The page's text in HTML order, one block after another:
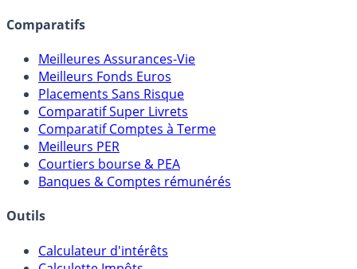
Comparatifs
Meilleures Assurances-Vie
Meilleurs Fonds Euros
Placements Sans Risque
Comparatif Super Livrets
Comparatif Comptes à Terme
Meilleurs PER
Courtiers bourse & PEA
Banques & Comptes rémunérés
Outils
Calculateur d'intérêts